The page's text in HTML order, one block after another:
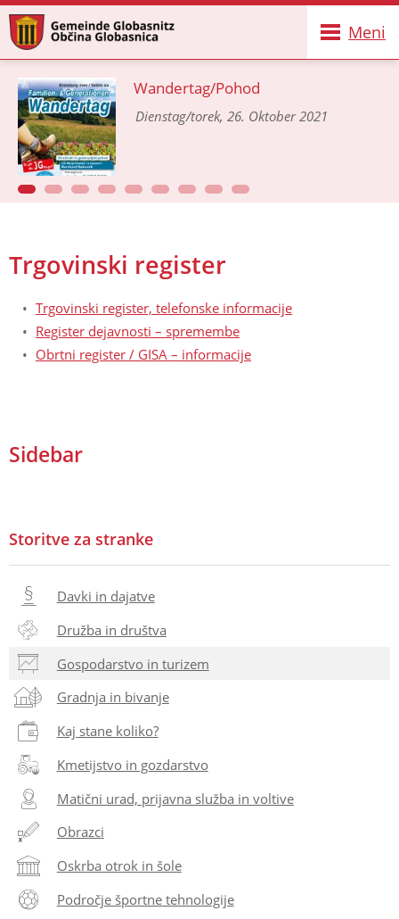
Meni
Wandertag/Pohod
Dienstag/torek, 26. Oktober 2021
Trgovinski register
Trgovinski register, telefonske informacije
Register dejavnosti – spremembe
Obrtni register / GISA – informacije
Sidebar
Storitve za stranke
Davki in dajatve
Družba in društva
Gospodarstvo in turizem
Gradnja in bivanje
Kaj stane koliko?
Kmetijstvo in gozdarstvo
Matični urad, prijavna služba in voltive
Obrazci
Oskrba otrok in šole
Področje športne tehnologije